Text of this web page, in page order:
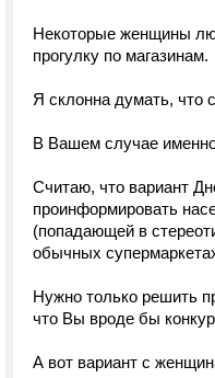
Некоторые женщины
прогулку по магазинам.
Я склонна думать, что
В Вашем случае
Считаю, что вариант
проинформировать
(попадающей в
обычных
Нужно только решить
что Вы вроде бы
А вот вариант с